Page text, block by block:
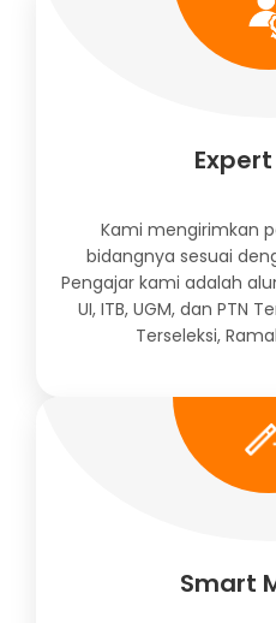
Kami mengirimkan
bidangnya sesuai
Pengajar kami adalah
UI, ITB, UGM, dan PTN
Terseleksi,
Smart